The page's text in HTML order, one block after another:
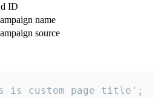
ID
name
source
custom page title';